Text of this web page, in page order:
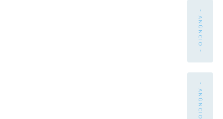
- ANÚNCIO -
- ANÚNCIO -